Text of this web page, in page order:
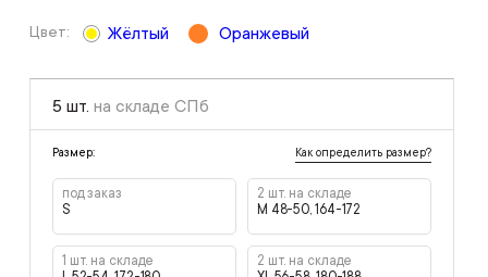
Цвет: Жёлтый Оранжевый
5 шт. на складе СПб
Размер: Как определить размер?
под заказ
S
2 шт. на складе
M 48-50, 164-172
1 шт. на складе
2 шт. на складе